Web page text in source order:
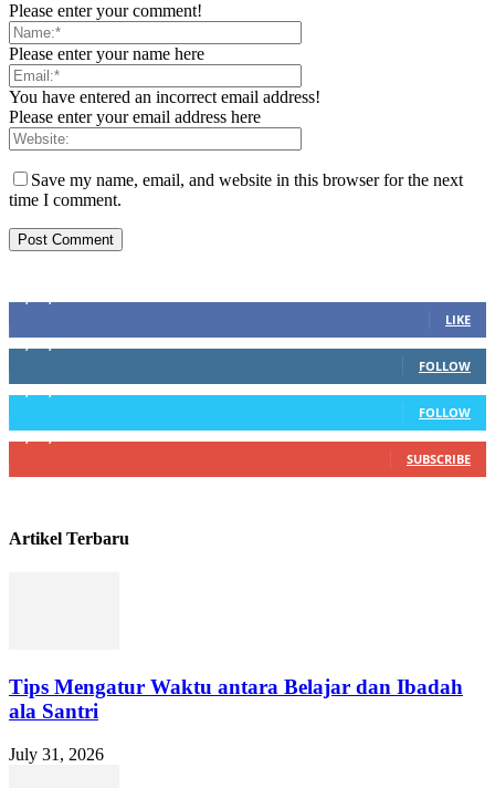
Please enter your comment!
Please enter your name here
You have entered an incorrect email address!
Please enter your email address here
Save my name, email, and website in this browser for the next
time I comment.
LIKE
FOLLOW
FOLLOW
SUBSCRIBE
Artikel Terbaru
Tips Mengatur Waktu antara Belajar dan Ibadah
ala Santri
July 31, 2026